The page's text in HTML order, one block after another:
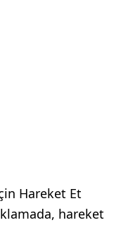
Hareket Et
hareket